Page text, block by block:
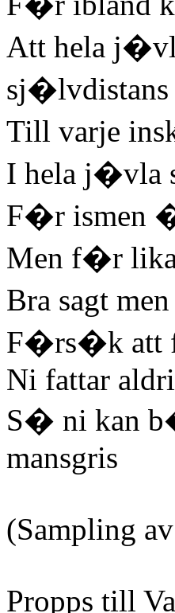
Att hela
sj�lvdistans
Till varje
I hela j�vla
F�r ismen
Men f�r lika
Bra sagt
F�rs�k att
Ni fattar
S� ni kan
mansgris
(Sampling av
Propps till